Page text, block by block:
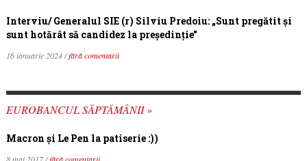
Interviu/ Generalul SIE (r) Silviu Predoiu: „Sunt pregătit și
sunt hotărât să candidez la președinție”
16 ianuarie 2024 /fără comentarii
EUROBANCUL SĂPTĂMÂNII »
Macron şi Le Pen la patiserie :))
8 mai 2017 /fără comentarii